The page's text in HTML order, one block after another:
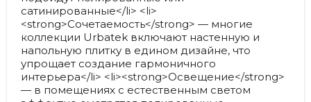
сатинированные</li> <li>
<strong>Сочетаемость</strong> — многие
коллекции Urbatek включают настенную и
напольную плитку в едином дизайне, что
упрощает создание гармоничного
интерьера</li> <li><strong>Освещение</strong>
— в помещениях с естественным светом